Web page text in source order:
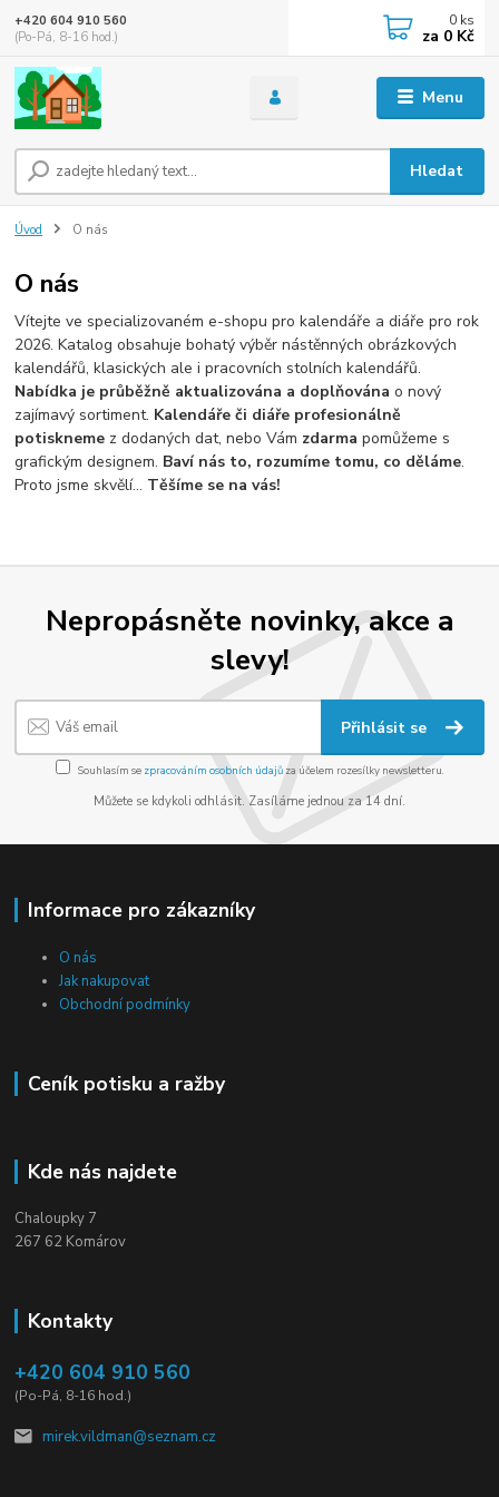
Menu
Hledat
+420 604 910 560
(Po-Pá, 8-16 hod.)
0 ks
za 0 Kč
Úvod O nás
O nás
Vítejte ve specializovaném e-shopu pro kalendáře a diáře pro rok
2026. Katalog obsahuje bohatý výběr nástěnných obrázkových
kalendářů, klasických ale i pracovních stolních kalendářů.
Nabídka je průběžně aktualizována a doplňována o nový
zajímavý sortiment. Kalendáře či diáře profesionálně
potiskneme z dodaných dat, nebo Vám zdarma pomůžeme s
grafickým designem. Baví nás to, rozumíme tomu, co děláme.
Proto jsme skvělí... Těšíme se na vás!
Nepropásněte novinky, akce a
slevy!
Přihlásit se
Souhlasím se zpracováním osobních údajůza účelem rozesílky newsletteru.
Můžete se kdykoli odhlásit. Zasíláme jednou za 14 dní.
Informace pro zákazníky
O nás
Jak nakupovat
Obchodní podmínky
Ceník potisku a ražby
Kde nás najdete
Chaloupky 7
267 62 Komárov
Kontakty
+420 604 910 560
(Po-Pá, 8-16 hod.)
mirek.vildman@seznam.cz